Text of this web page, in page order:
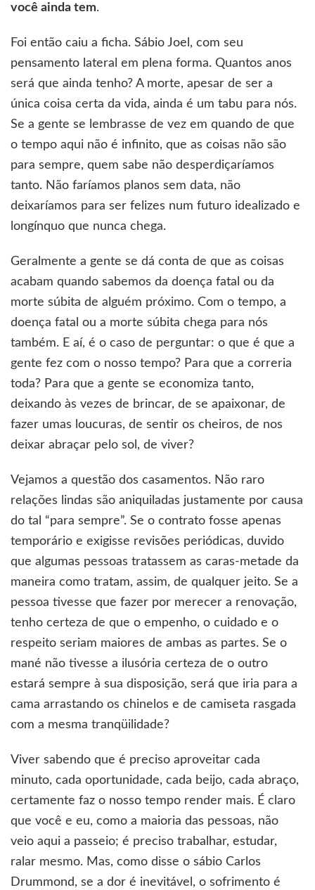
você ainda tem.
Foi então caiu a ficha. Sábio Joel, com seu
pensamento lateral em plena forma. Quantos anos
será que ainda tenho? A morte, apesar de ser a
única coisa certa da vida, ainda é um tabu para nós.
Se a gente se lembrasse de vez em quando de que
o tempo aqui não é infinito, que as coisas não são
para sempre, quem sabe não desperdiçaríamos
tanto. Não faríamos planos sem data, não
deixaríamos para ser felizes num futuro idealizado e
longínquo que nunca chega.
Geralmente a gente se dá conta de que as coisas
acabam quando sabemos da doença fatal ou da
morte súbita de alguém próximo. Com o tempo, a
doença fatal ou a morte súbita chega para nós
também. E aí, é o caso de perguntar: o que é que a
gente fez com o nosso tempo? Para que a correria
toda? Para que a gente se economiza tanto,
deixando às vezes de brincar, de se apaixonar, de
fazer umas loucuras, de sentir os cheiros, de nos
deixar abraçar pelo sol, de viver?
Vejamos a questão dos casamentos. Não raro
relações lindas são aniquiladas justamente por causa
do tal “para sempre”. Se o contrato fosse apenas
temporário e exigisse revisões periódicas, duvido
que algumas pessoas tratassem as caras-metade da
maneira como tratam, assim, de qualquer jeito. Se a
pessoa tivesse que fazer por merecer a renovação,
tenho certeza de que o empenho, o cuidado e o
respeito seriam maiores de ambas as partes. Se o
mané não tivesse a ilusória certeza de o outro
estará sempre à sua disposição, será que iria para a
cama arrastando os chinelos e de camiseta rasgada
com a mesma tranqüilidade?
Viver sabendo que é preciso aproveitar cada
minuto, cada oportunidade, cada beijo, cada abraço,
certamente faz o nosso tempo render mais. É claro
que você e eu, como a maioria das pessoas, não
veio aqui a passeio; é preciso trabalhar, estudar,
ralar mesmo. Mas, como disse o sábio Carlos
Drummond, se a dor é inevitável, o sofrimento é